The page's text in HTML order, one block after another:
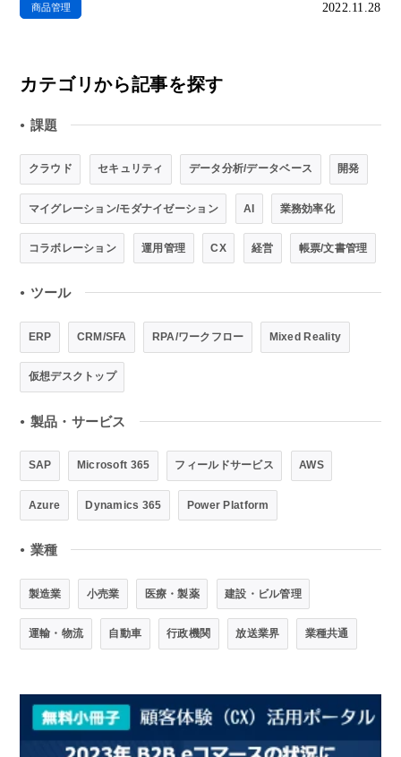
商品管理 2022.11.28
カテゴリから記事を探す
● 課題
クラウド セキュリティ データ分析/データベース 開発
マイグレーション/モダナイゼーション AI 業務効率化
コラボレーション 運用管理 CX 経営 帳票/文書管理
● ツール
ERP CRM/SFA RPA/ワークフロー Mixed Reality
仮想デスクトップ
● 製品・サービス
SAP Microsoft 365 フィールドサービス AWS
Azure Dynamics 365 Power Platform
● 業種
製造業 小売業 医療・製薬 建設・ビル管理
運輸・物流 自動車 行政機関 放送業界 業種共通